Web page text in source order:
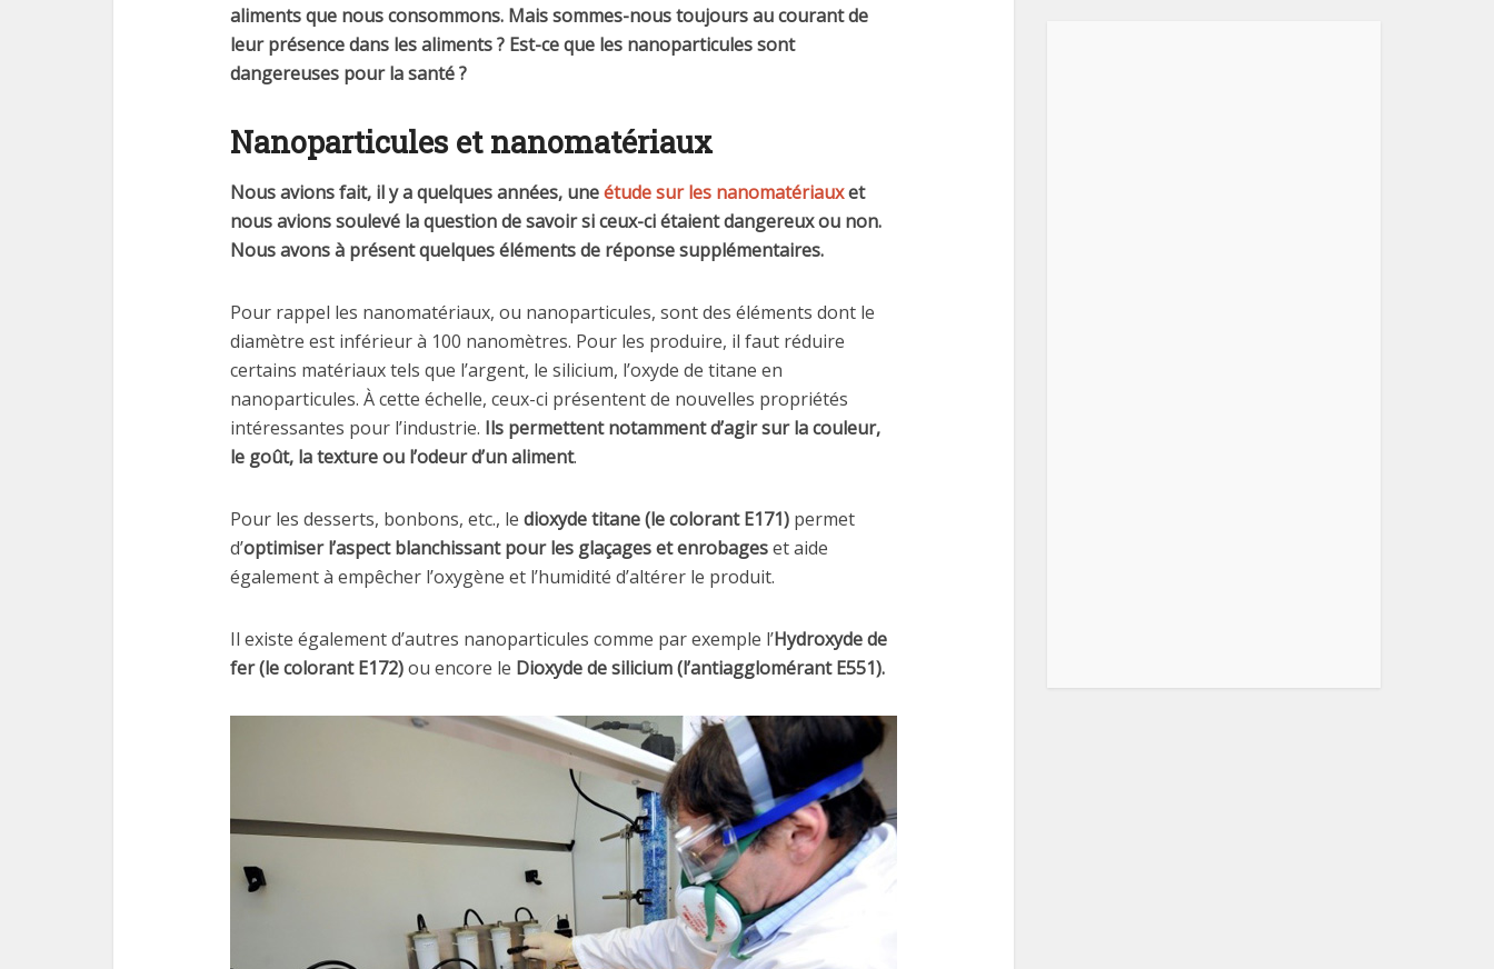
aliments que nous consommons. Mais sommes-nous toujours au courant de
leur présence dans les aliments ? Est-ce que les nanoparticules sont
dangereuses pour la santé ?
Nanoparticules et nanomatériaux
Nous avions fait, il y a quelques années, uneétude sur les nanomatériauxet
nous avions soulevé la question de savoir si ceux-ci étaient dangereux ou non.
Nous avons à présent quelques éléments de réponse supplémentaires.
Pour rappel les nanomatériaux, ou nanoparticules, sont des éléments dont le
diamètre est inférieur à 100 nanomètres. Pour les produire, il faut réduire
certains matériaux tels que l’argent, le silicium, l’oxyde de titane en
nanoparticules. À cette échelle, ceux-ci présentent de nouvelles propriétés
intéressantes pour l’industrie. Ils permettent notamment d’agir sur la couleur,
le goût, la texture ou l’odeur d’un aliment.
Pour les desserts, bonbons, etc., le dioxyde titane (le colorant E171) permet
d’optimiser l’aspect blanchissant pour les glaçages et enrobageset aide
également à empêcher l’oxygène et l’humidité d’altérer le produit.
Il existe également d’autres nanoparticules comme par exemple l’Hydroxyde de
fer (le colorant E172)ou encore le Dioxyde de silicium (l’antiagglomérant E551).